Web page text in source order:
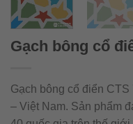
Gạch bông cổ
Gạch bông cổ điển
– Việt Nam. Sản phẩm